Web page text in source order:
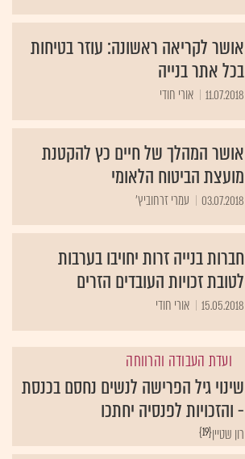
אושר לקריאה ראשונה: עוזר בטיחות
בכל אתר בנייה
11.07.2018 אורי חודי
אושר המהלך של חיים כץ להקטנת
מועצת הביטוח הלאומי
03.07.2018 עמרי זרחוביץ'
חברות בנייה זרות יחויבו בערבות
לטובת זכויות העובדים הזרים
15.05.2018 אורי חודי
ועדת העבודה והרווחה
שינוי גיל הפרישה לנשים נחסם בכנסת
- והזכויות לפנסיה יחתכו
{19}רון שטיין